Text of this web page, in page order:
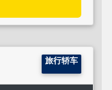
旅行轿车